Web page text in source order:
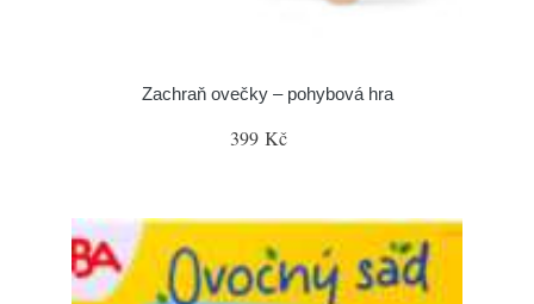
Zachraň ovečky – pohybová hra
399 Kč